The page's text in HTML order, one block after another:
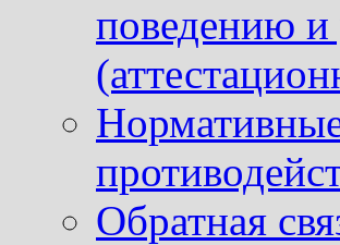
поведению и
Обратная